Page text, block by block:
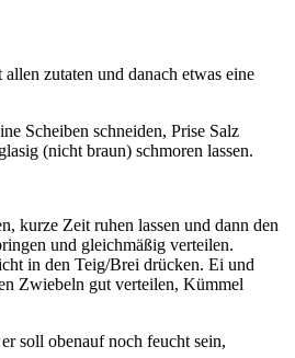
zutaten und danach etwas eine
Scheiben schneiden, Prise Salz
(nicht braun) schmoren lassen.
kurze Zeit ruhen lassen und dann den
und gleichmäßig verteilen.
in den Teig/Brei drücken. Ei und
Zwiebeln gut verteilen, Kümmel
soll obenauf noch feucht sein,